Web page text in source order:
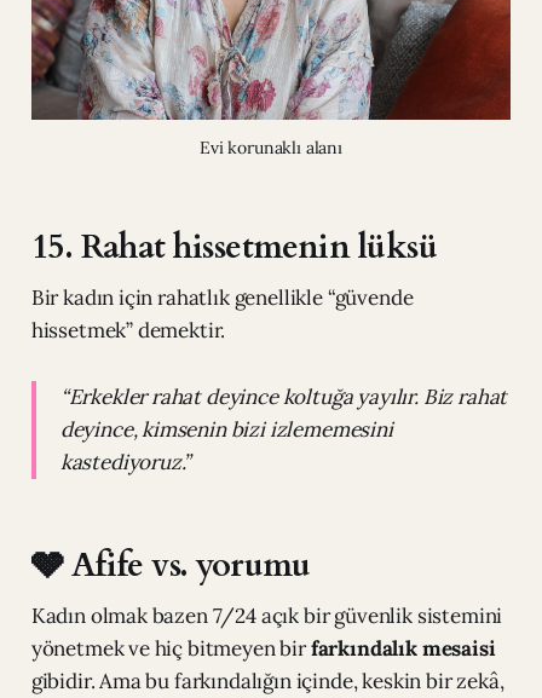
Evi korunaklı alanı
15. Rahat hissetmenin lüksü
Bir kadın için rahatlık genellikle “güvende
hissetmek” demektir.
“Erkekler rahat deyince koltuğa yayılır. Biz rahat
deyince, kimsenin bizi izlememesini
kastediyoruz.”
🩶 Afife vs. yorumu
Kadın olmak bazen 7/24 açık bir güvenlik sistemini
yönetmek ve hiç bitmeyen birfarkındalık mesaisi
gibidir. Ama bu farkındalığın içinde, keskin bir zekâ,